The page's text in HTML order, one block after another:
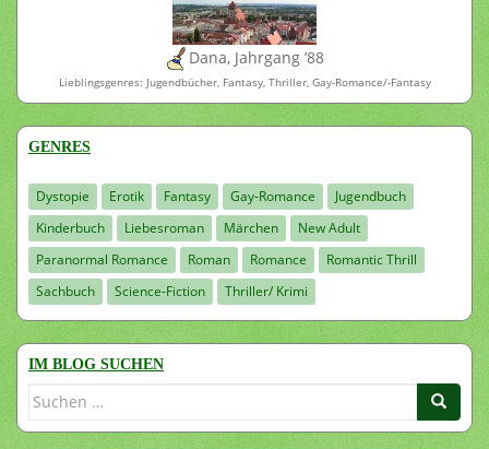
Dana, Jahrgang ’88
Lieblingsgenres: Jugendbücher, Fantasy, Thriller, Gay-Romance/-Fantasy
GENRES
Dystopie Erotik Fantasy Gay-Romance
Jugendbuch
Kinderbuch
Liebesroman Märchen
New Adult
Paranormal Romance
Roman Romance
Romantic Thrill
Sachbuch
Science-Fiction Thriller/ Krimi
IM BLOG SUCHEN
Suchen